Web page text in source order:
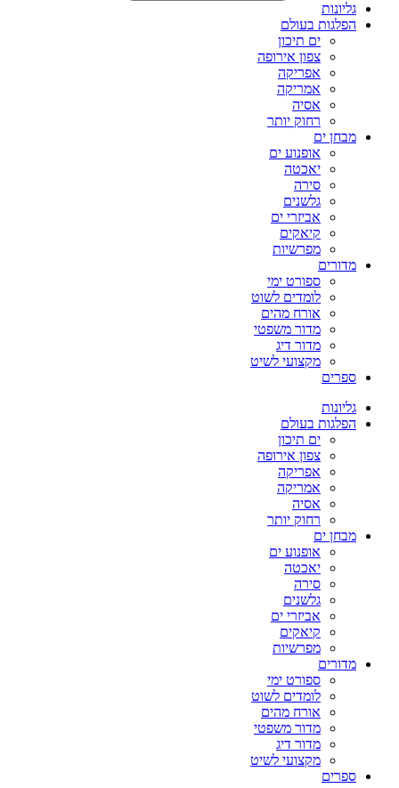
גליונות
הפלגות בעולם
ים תיכון
צפון אירופה
אפריקה
אמריקה
אסיה
רחוק יותר
מבחן ים
אופנוע ים
יאכטה
סירה
גלשנים
אביזרי ים
קיאקים
מפרשיות
מדורים
ספורט ימי
לומדים לשוט
אורח מהים
מדור משפטי
מדור דיג
מקצועי לשיט
ספרים
גליונות
הפלגות בעולם
ים תיכון
צפון אירופה
אפריקה
אמריקה
אסיה
רחוק יותר
מבחן ים
אופנוע ים
יאכטה
סירה
גלשנים
אביזרי ים
קיאקים
מפרשיות
מדורים
ספורט ימי
לומדים לשוט
אורח מהים
מדור משפטי
מדור דיג
מקצועי לשיט
ספרים